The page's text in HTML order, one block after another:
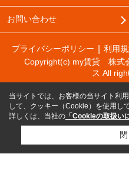
お問い合わせ
プライバシーポリシー 利用
Copyright(c) my賃貸 株式
ス All
当サイトでは、お客様の当サイト利
して、クッキー（Cookie）を使用し
詳しくは、当社の 「Cookieの取扱い